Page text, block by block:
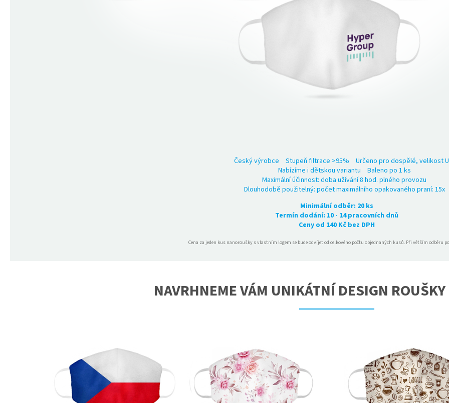
Český výrobce Stupeň filtrace >95%
Určeno pro dospělé, velikost
Nabízíme i dětskou variantu
Baleno po 1 ks
Maximální účinnost: doba užívání 8 hod. plného provozu
Dlouhodobě použitelný: počet maximálního opakovaného praní: 15x
Minimální odběr: 20 ks
Termín dodání: 10 - 14 pracovních dnů
Ceny od 140 Kč bez DPH
Cena za jeden kus nanoroušky s vlastním logem se bude odvíjet od celkového počtu objednaných kusů. Při větším odběru
NAVRHNEME VÁM UNIKÁTNÍ DESIGN